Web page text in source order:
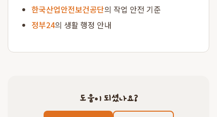
한국산업안전보건공단의 작업 안전 기준
정부24의 생활 행정 안내
도움이 되셨나요?